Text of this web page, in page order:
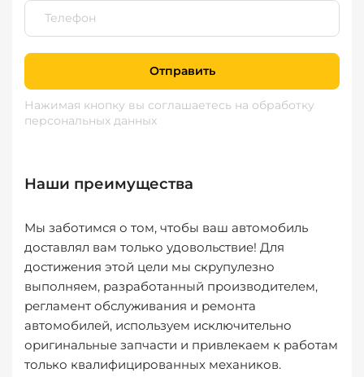
Отправить
Нажимая кнопку вы соглашаетесь на обработку
персональных данных
Наши преимущества
Мы заботимся о том, чтобы ваш автомобиль
доставлял вам только удовольствие! Для
достижения этой цели мы скрупулезно
выполняем, разработанный производителем,
регламент обслуживания и ремонта
автомобилей, используем исключительно
оригинальные запчасти и привлекаем к работам
только квалифицированных механиков.